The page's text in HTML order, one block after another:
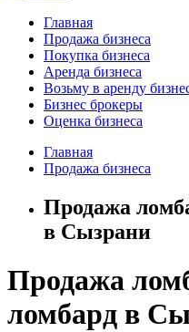
Главная
Продажа бизнеса
Покупка бизнеса
Аренда бизнеса
Возьму в аренду
Бизнес брокеры
Оценка бизнеса
Главная
Продажа бизнеса
Продажа
в Сызрани
Продажа
ломбард в